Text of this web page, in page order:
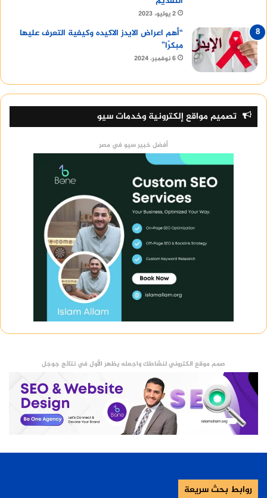
2 يوليو، 2023
“أهم اعراض الايدز الاكيده وكيفية التعرف عليها
مبكرًا”
6 نوفمبر، 2024
تصميم مواقع إلكترونية وخدمات سيو
أفضل خبير سيو في مصر
صمم موقع الكتروني لنشاطك واجعله يظهر الأول في نتائج جوجل
روابط بحث سريعة